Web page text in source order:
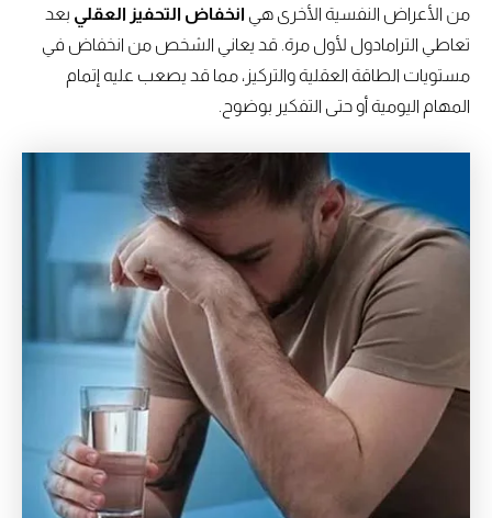
من الأعراض النفسية الأخرى هي انخفاض التحفيز العقلي بعد
تعاطي الترامادول لأول مرة. قد يعاني الشخص من انخفاض في
مستويات الطاقة العقلية والتركيز، مما قد يصعب عليه إتمام
المهام اليومية أو حتى التفكير بوضوح.